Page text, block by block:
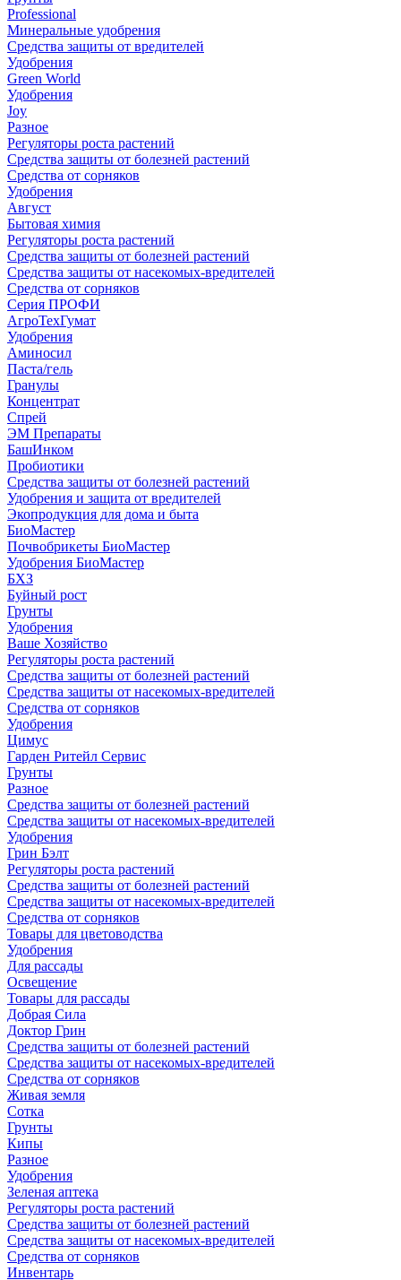
Professional
Минеральные удобрения
Средства защиты от вредителей
Удобрения
Green World
Удобрения
Joy
Разное
Регуляторы роста растений
Средства защиты от болезней растений
Средства от сорняков
Удобрения
Август
Бытовая химия
Регуляторы роста растений
Средства защиты от болезней растений
Средства защиты от насекомых-вредителей
Средства от сорняков
Серия ПРОФИ
АгроТехГумат
Удобрения
Аминосил
Паста/гель
Гранулы
Концентрат
Спрей
ЭМ Препараты
БашИнком
Пробиотики
Средства защиты от болезней растений
Удобрения и защита от вредителей
Экопродукция для дома и быта
БиоМастер
Почвобрикеты БиоМастер
Удобрения БиоМастер
БХЗ
Буйный рост
Грунты
Удобрения
Ваше Хозяйство
Регуляторы роста растений
Средства защиты от болезней растений
Средства защиты от насекомых-вредителей
Средства от сорняков
Удобрения
Цимус
Гарден Ритейл Сервис
Грунты
Разное
Средства защиты от болезней растений
Средства защиты от насекомых-вредителей
Удобрения
Грин Бэлт
Регуляторы роста растений
Средства защиты от болезней растений
Средства защиты от насекомых-вредителей
Средства от сорняков
Товары для цветоводства
Удобрения
Для рассады
Освещение
Товары для рассады
Добрая Сила
Доктор Грин
Средства защиты от болезней растений
Средства защиты от насекомых-вредителей
Средства от сорняков
Живая земля
Сотка
Грунты
Кипы
Разное
Удобрения
Зеленая аптека
Регуляторы роста растений
Средства защиты от болезней растений
Средства защиты от насекомых-вредителей
Средства от сорняков
Инвентарь